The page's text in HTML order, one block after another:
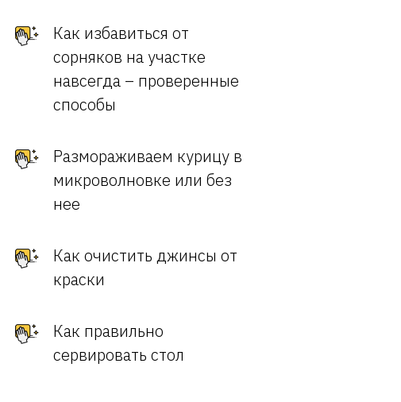
Как избавиться от
сорняков на участке
навсегда – проверенные
способы
Размораживаем курицу в
микроволновке или без
нее
Как очистить джинсы от
краски
Как правильно
сервировать стол